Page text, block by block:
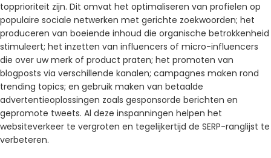
topprioriteit zijn. Dit omvat het optimaliseren van profielen op
populaire sociale netwerken met gerichte zoekwoorden; het
produceren van boeiende inhoud die organische betrokkenheid
stimuleert; het inzetten van influencers of micro-influencers
die over uw merk of product praten; het promoten van
blogposts via verschillende kanalen; campagnes maken rond
trending topics; en gebruik maken van betaalde
advertentieoplossingen zoals gesponsorde berichten en
gepromote tweets. Al deze inspanningen helpen het
websiteverkeer te vergroten en tegelijkertijd de SERP-ranglijst te
verbeteren.